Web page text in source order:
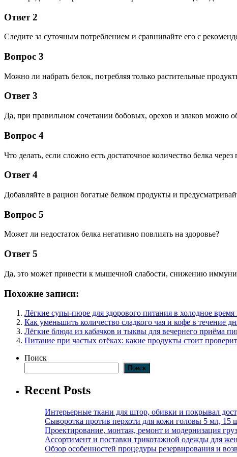
Ответ 2
Следите за суточным потреблением и сравнивайте его с
Вопрос 3
Можно ли набрать белок, потребляя только растительные
Ответ 3
Да, при правильном сочетании бобовых, орехов и злаков можно
Вопрос 4
Что делать, если сложно есть достаточное количество белка
Ответ 4
Добавляйте в рацион богатые белком продукты и
Вопрос 5
Может ли недостаток белка негативно повлиять на здоровье?
Ответ 5
Да, это может привести к мышечной слабости, снижению
Похожие записи:
Лёгкие супы-пюре для здорового питания в холодное время
Как уменьшить количество сладкого чая и кофе в течение
Лёгкие блюда из кабачков и тыквы для вечернего приёма
Питание при частых отёках: какие продукты стоит
Поиск
Поиск
Recent Posts
Интерьерные ткани для штор, обивки и покрывал
Сыворотка против перхоти для кожи головы 5 мл,
Проектирование, монтаж, ремонт и модернизация
Ассортимент и поставки трикотажной одежды для
Обзор особенностей процедуры резервирования и